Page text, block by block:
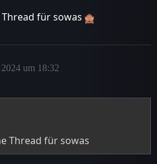
für sowas
um 18:32
Thread für sowas